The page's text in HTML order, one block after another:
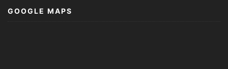
GOOGLE MAPS